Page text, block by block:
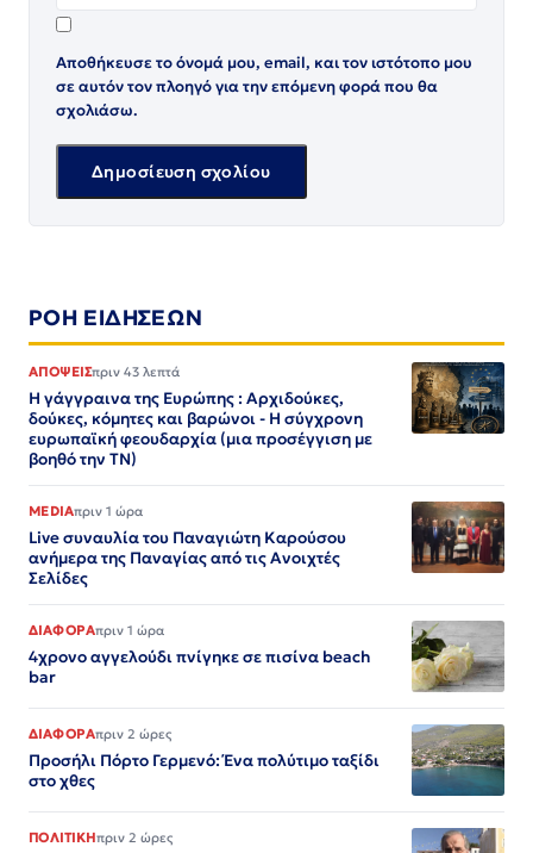
Αποθήκευσε το όνομά μου, email, και τον ιστότοπο μου
σε αυτόν τον πλοηγό για την επόμενη φορά που θα
σχολιάσω.
ΡΟΗ ΕΙΔΗΣΕΩΝ
ΑΠΟΨΕΙΣπριν 43 λεπτά
Η γάγγραινα της Ευρώπης : Αρχιδούκες,
δούκες, κόμητες και βαρώνοι - Η σύγχρονη
ευρωπαϊκή φεουδαρχία (μια προσέγγιση με
βοηθό την ΤΝ)
MEDIAπριν 1 ώρα
Live συναυλία του Παναγιώτη Καρούσου
ανήμερα της Παναγίας από τις Ανοιχτές
Σελίδες
ΔΙΑΦΟΡΑπριν 1 ώρα
4χρονο αγγελούδι πνίγηκε σε πισίνα beach
bar
ΔΙΑΦΟΡΑπριν 2 ώρες
Προσήλι Πόρτο Γερμενό: Ένα πολύτιμο ταξίδι
στο χθες
ΠΟΛΙΤΙΚΗπριν 2 ώρες